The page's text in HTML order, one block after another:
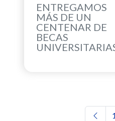
ENTREGAMOS
MÁS DE UN
CENTENAR DE
BECAS
1